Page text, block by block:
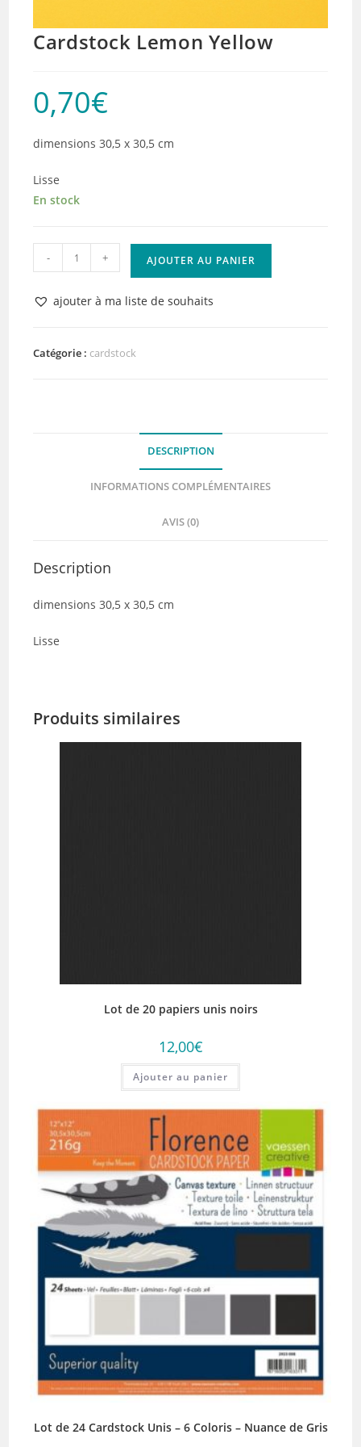
Cardstock Lemon Yellow
0,70€
dimensions 30,5 x 30,5 cm
Lisse
En stock
quantité
de
Cardstock
Lemon
- + AJOUTER AU PANIER
ajouter à ma liste de souhaits
Catégorie : cardstock
DESCRIPTION
INFORMATIONS COMPLÉMENTAIRES
AVIS (0)
Description
dimensions 30,5 x 30,5 cm
Lisse
Produits similaires
Lot de 20 papiers unis noirs
12,00€
Ajouter au panier
Lot de 24 Cardstock Unis – 6 Coloris – Nuance de Gris